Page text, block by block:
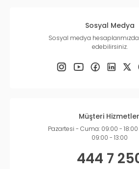
Sosyal Medya
Sosyal medya
edebilirsiniz.
Müşteri
Pazartesi - Cuma: 09:00 -
09:00 - 13:00
444 7